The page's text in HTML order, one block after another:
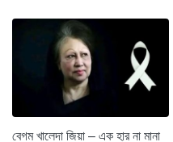
বেগম খালেদা জিয়া – এক হার না মানা